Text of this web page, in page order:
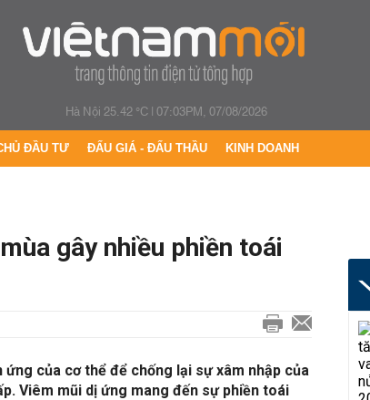
Hà Nội 25.42 °C|07:03PM, 07/08/2026
ĐẦU TƯ ĐẤU GIÁ - ĐẤU THẦU KINH DOANH
gây nhiều phiền toái
của cơ thể để chống lại sự xâm nhập của
Viêm mũi dị ứng mang đến sự phiền toái